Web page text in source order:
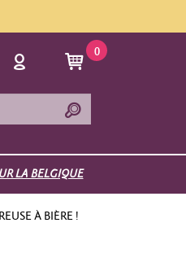
0
LA BELGIQUE
À BIÈRE !